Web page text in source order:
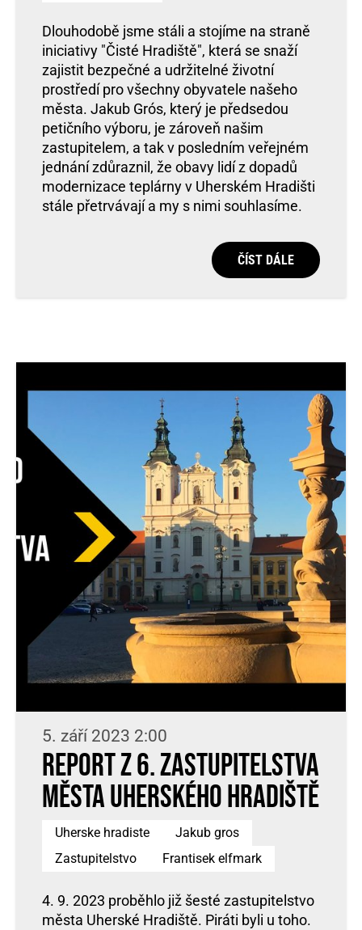
Dlouhodobě jsme stáli a stojíme na straně
iniciativy "Čisté Hradiště", která se snaží
zajistit bezpečné a udržitelné životní
prostředí pro všechny obyvatele našeho
města. Jakub Grós, který je předsedou
petičního výboru, je zároveň našim
zastupitelem, a tak v posledním veřejném
jednání zdůraznil, že obavy lidí z dopadů
modernizace teplárny v Uherském Hradišti
stále přetrvávají a my s nimi souhlasíme.
ČÍST DÁLE
5. září 2023 2:00
Report z 6. zastupitelstva
města Uherského Hradiště
Uherske hradiste
Jakub gros
Zastupitelstvo
Frantisek elfmark
4. 9. 2023 proběhlo již šesté zastupitelstvo
města Uherské Hradiště. Piráti byli u toho.